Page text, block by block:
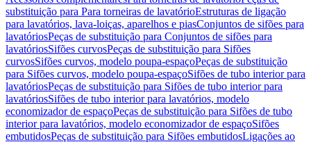
substituição para Para torneiras de lavatórioEstruturas de ligação
para lavatórios, lava-loiças, aparelhos e piasConjuntos de sifões para
lavatóriosPeças de substituição para Conjuntos de sifões para
lavatóriosSifões curvosPeças de substituição para Sifões
curvosSifões curvos, modelo poupa-espaçoPeças de substituição
para Sifões curvos, modelo poupa-espaçoSifões de tubo interior para
lavatóriosPeças de substituição para Sifões de tubo interior para
lavatóriosSifões de tubo interior para lavatórios, modelo
economizador de espaçoPeças de substituição para Sifões de tubo
interior para lavatórios, modelo economizador de espaçoSifões
embutidosPeças de substituição para Sifões embutidosLigações ao